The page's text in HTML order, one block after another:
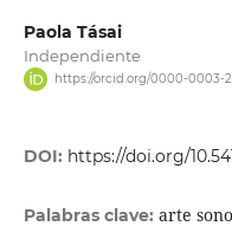
Paola Tásai
Independiente
https://orcid.org/0000-0003-
DOI: https://doi.org/
Palabras clave: arte